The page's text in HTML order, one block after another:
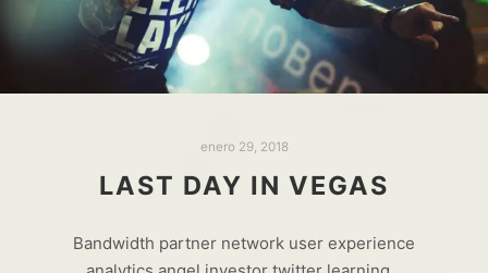
enero 29, 2018
LAST DAY IN VEGAS
Bandwidth partner network user experience